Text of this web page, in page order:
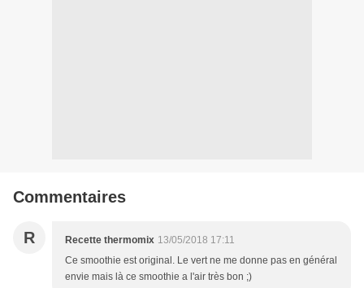
Commentaires
R Recette thermomix 13/05/2018 17:11
Ce smoothie est original. Le vert ne me donne pas en général
envie mais là ce smoothie a l'air très bon ;)